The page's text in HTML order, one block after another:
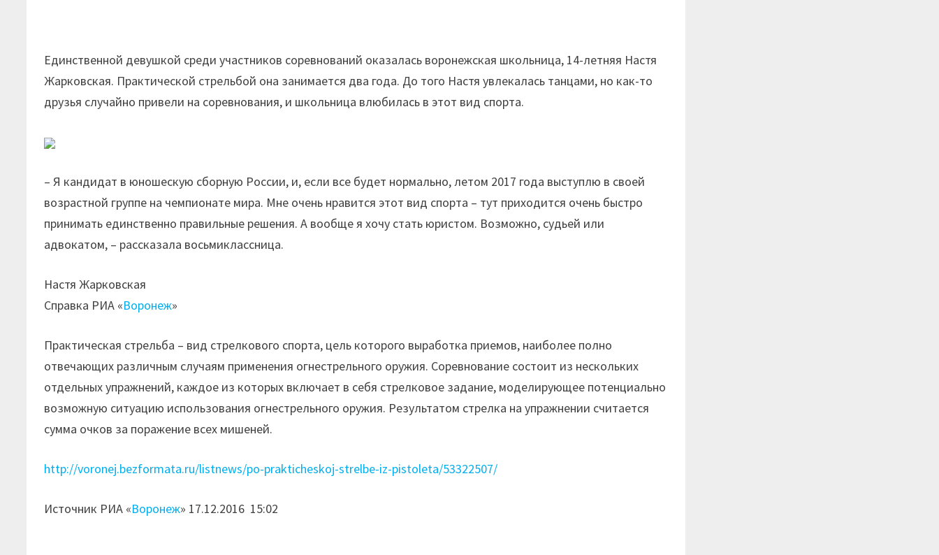
Единственной девушкой среди участников соревнований оказалась воронежская школьница, 14-летняя Настя
Жарковская. Практической стрельбой она занимается два года. До того Настя увлекалась танцами, но как-то
друзья случайно привели на соревнования, и школьница влюбилась в этот вид спорта.
– Я кандидат в юношескую сборную России, и, если все будет нормально, летом 2017 года выступлю в своей
возрастной группе на чемпионате мира. Мне очень нравится этот вид спорта – тут приходится очень быстро
принимать единственно правильные решения. А вообще я хочу стать юристом. Возможно, судьей или
адвокатом, – рассказала восьмиклассница.
Настя Жарковская
Справка РИА «Воронеж»
Практическая стрельба – вид стрелкового спорта, цель которого выработка приемов, наиболее полно
отвечающих различным случаям применения огнестрельного оружия. Соревнование состоит из нескольких
отдельных упражнений, каждое из которых включает в себя стрелковое задание, моделирующее потенциально
возможную ситуацию использования огнестрельного оружия. Результатом стрелка на упражнении считается
сумма очков за поражение всех мишеней.
http://voronej.bezformata.ru/listnews/po-prakticheskoj-strelbe-iz-pistoleta/53322507/
Источник РИА «Воронеж» 17.12.2016 15:02